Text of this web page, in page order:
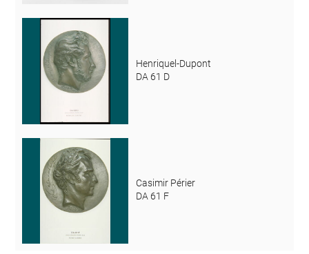
Henriquel-Dupont
DA 61 D
Casimir Périer
DA 61 F